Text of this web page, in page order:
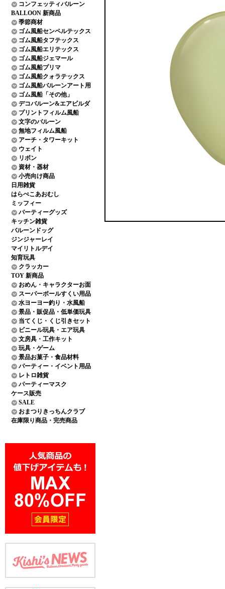
コンフェッティバルーン
BALLOON 新商品
季節商材
ゴム風船センペルテックス
ゴム風船タフテックス
ゴム風船エリテックス
ゴム風船ジェマール
ゴム風船プリマ
ゴム風船クォラテックス
ゴム風船バルーンアート用
ゴム風船「その他」
デコバルーン&エアビルダ
プリントフィルム風船
文字のバルーン
無地フィルム風船
アーチ・タワーキット
ウェイト
リボン
資材・器材
小売向け商品
日用雑貨
はらぺこあおむし
ミッフィー
パーティーグッズ
キッチン雑貨
バルーンドッグ
ジンジャーレイ
マイリトルデイ
知育玩具
クラッカー
TOY 新商品
おめん・キャラクターお面
スーパーボールすくい用品
水ヨーヨー釣り・水風船
景品・販促品・低単価玩具
当てくじ・くじ引きセット
ビニール玩具・エア玩具
文房具・工作キット
玩具・ゲーム
景品お菓子・食品材料
パーティー・イベント用品
レトロ雑貨
パーティーマスク
ケース販売
SALE
おまつりきっちんクラブ
在庫限り商品・完売商品